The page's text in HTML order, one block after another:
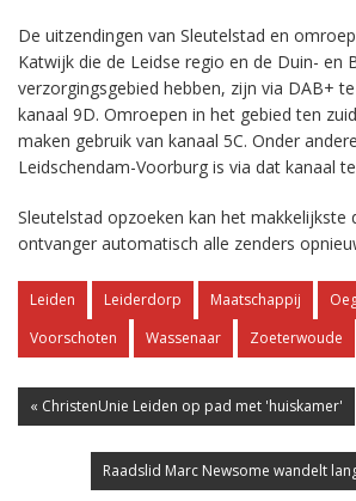
De uitzendingen van Sleutelstad en
Katwijk die de Leidse regio en de Duin- en
verzorgingsgebied hebben, zijn via DAB+
kanaal 9D. Omroepen in het gebied ten
maken gebruik van kanaal 5C. Onder
Leidschendam-Voorburg is via dat kanaal
Sleutelstad opzoeken kan het makkelijkste
ontvanger automatisch alle zenders
Leiden Leiderdorp Maatschappij
Voorschoten
Wassenaar Zoeterwoude
« ChristenUnie Leiden op pad met 'huiskamer'
Raadslid Marc Newsome wandelt